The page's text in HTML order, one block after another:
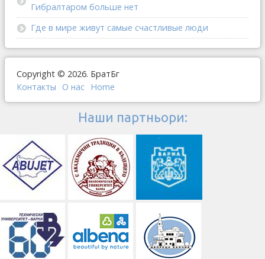
Гибралтаром больше нет
Где в мире живут самые счастливые люди
Copyright © 2026. БратБг
Контакты
О наc Home
Наши партньори: